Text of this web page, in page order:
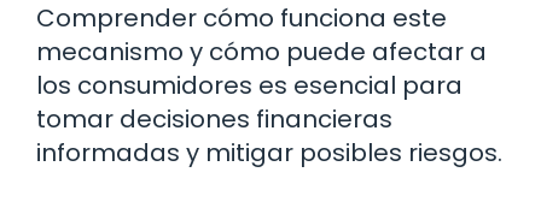
Comprender cómo funciona este
mecanismo y cómo puede afectar a
los consumidores es esencial para
tomar decisiones financieras
informadas y mitigar posibles riesgos.